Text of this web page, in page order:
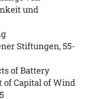
und
Stiftungen, 55-
of Battery
of Capital of Wind